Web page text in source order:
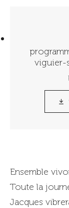
viguier-
Ensemble
Toute la
Jacques